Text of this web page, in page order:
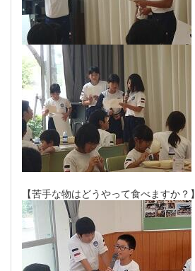
【苦手な物はどうやって食べますか？】